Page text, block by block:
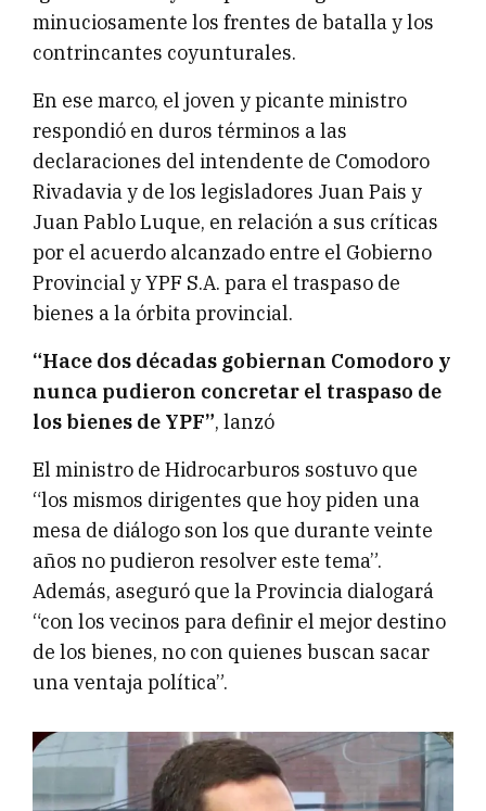
minuciosamente los frentes de batalla y los
contrincantes coyunturales.
En ese marco, el joven y picante ministro
respondió en duros términos a las
declaraciones del intendente de Comodoro
Rivadavia y de los legisladores Juan Pais y
Juan Pablo Luque, en relación a sus críticas
por el acuerdo alcanzado entre el Gobierno
Provincial y YPF S.A. para el traspaso de
bienes a la órbita provincial.
“Hace dos décadas gobiernan Comodoro y
nunca pudieron concretar el traspaso de
los bienes de YPF”, lanzó
El ministro de Hidrocarburos sostuvo que
“los mismos dirigentes que hoy piden una
mesa de diálogo son los que durante veinte
años no pudieron resolver este tema”.
Además, aseguró que la Provincia dialogará
“con los vecinos para definir el mejor destino
de los bienes, no con quienes buscan sacar
una ventaja política”.